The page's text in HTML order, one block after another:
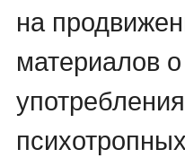
на
материалов